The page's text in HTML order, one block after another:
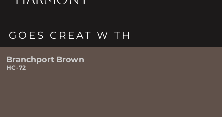
GOES GREAT WITH
Branchport Brown
HC-72